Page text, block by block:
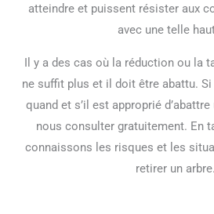
atteindre et puissent résister aux
avec une telle
Il y a des cas où la réduction ou la
ne suffit plus et il doit être abattu.
quand et s’il est approprié
nous consulter gratuitement. En
connaissons les risques et les
retirer un arbre.